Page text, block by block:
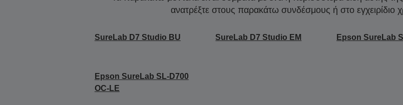
ανατρέξτε στους παρακάτω συνδέσμους ή στο εγχειρίδιο
SureLab D7 Studio BU SureLab D7 Studio EM Epson SureLab
Epson SureLab SL-D700
OC-LE